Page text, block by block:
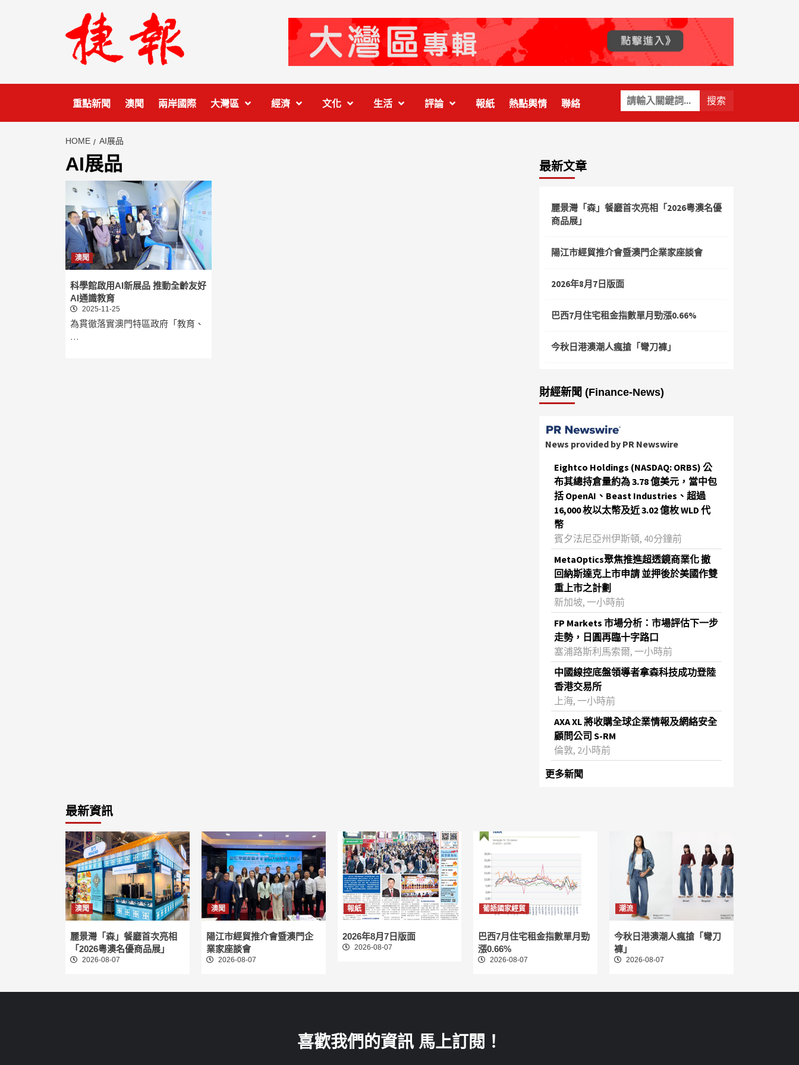
關
鍵
字:
重點新聞 澳聞 兩岸國際 大灣區 經濟 文化 生活 評論 報紙 熱點輿情 聯絡
HOME AI展品
AI展品
澳聞
科學館啟用AI新展品 推動全齡友好
AI通識教育
2025-11-25
為貫徹落實澳門特區政府「教育、
…
最新文章
麗景灣「森」餐廳首次亮相「2026粵澳名優
商品展」
陽江市經貿推介會暨澳門企業家座談會
2026年8月7日版面
巴西7月住宅租金指數單月勁漲0.66%
今秋日港澳潮人瘋搶「彎刀褲」
財經新聞 (Finance-News)
News provided by PR Newswire
Eightco Holdings (NASDAQ: ORBS) 公
布其總持倉量約為 3.78 億美元，當中包
括 OpenAI、Beast Industries、超過
16,000 枚以太幣及近 3.02 億枚 WLD 代
幣
賓夕法尼亞州伊斯頓, 40分鐘前
MetaOptics聚焦推進超透鏡商業化 撤
回納斯達克上市申請 並押後於美國作雙
重上市之計劃
新加坡, 一小時前
FP Markets 市場分析：市場評估下一步
走勢，日圓再臨十字路口
塞浦路斯利馬索爾, 一小時前
中國線控底盤領導者拿森科技成功登陸
香港交易所
上海, 一小時前
AXA XL 將收購全球企業情報及網絡安全
顧問公司 S-RM
倫敦, 2小時前
更多新聞
最新資訊
澳聞
麗景灣「森」餐廳首次亮相
「2026粵澳名優商品展」
2026-08-07
澳聞
陽江市經貿推介會暨澳門企
業家座談會
2026-08-07
報紙
2026年8月7日版面
2026-08-07
葡語國家經貿
巴西7月住宅租金指數單月勁
漲0.66%
2026-08-07
潮流
今秋日港澳潮人瘋搶「彎刀
褲」
2026-08-07
喜歡我們的資訊 馬上訂閱！